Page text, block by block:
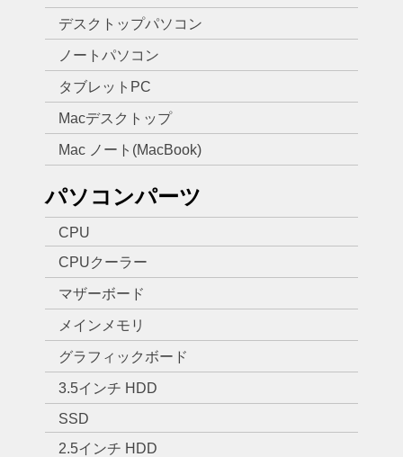
デスクトップパソコン
ノートパソコン
タブレットPC
Macデスクトップ
Mac ノート(MacBook)
パソコンパーツ
CPU
CPUクーラー
マザーボード
メインメモリ
グラフィックボード
3.5インチ HDD
SSD
2.5インチ HDD